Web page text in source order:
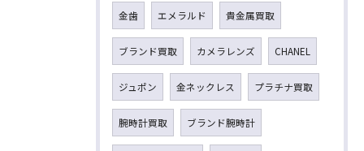
金歯 エメラルド 貴金属買取
ブランド買取 カメラレンズ CHANEL
ジュポン 金ネックレス プラチナ買取
腕時計買取 ブランド腕時計